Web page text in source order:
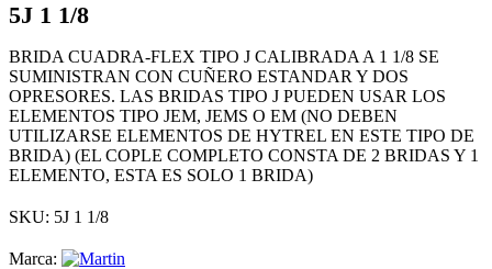
5J 1 1/8
BRIDA CUADRA-FLEX TIPO J CALIBRADA A 1 1/8 SE
SUMINISTRAN CON CUÑERO ESTANDAR Y DOS
OPRESORES. LAS BRIDAS TIPO J PUEDEN USAR LOS
ELEMENTOS TIPO JEM, JEMS O EM (NO DEBEN
UTILIZARSE ELEMENTOS DE HYTREL EN ESTE TIPO DE
BRIDA) (EL COPLE COMPLETO CONSTA DE 2 BRIDAS Y 1
ELEMENTO, ESTA ES SOLO 1 BRIDA)
SKU: 5J 1 1/8
Marca: